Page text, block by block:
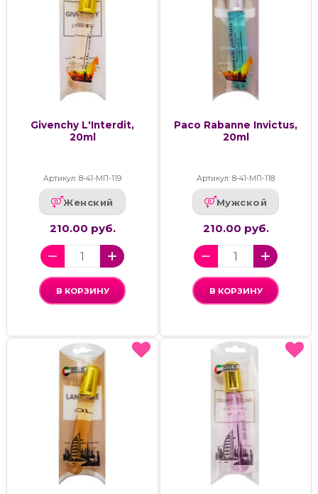
Givenchy L'Interdit,
20ml
Артикул: 8-41-МП-119
Женский
210.00 руб.
В КОРЗИНУ
Paco Rabanne Invictus,
20ml
Артикул: 8-41-МП-118
Мужской
210.00 руб.
В КОРЗИНУ